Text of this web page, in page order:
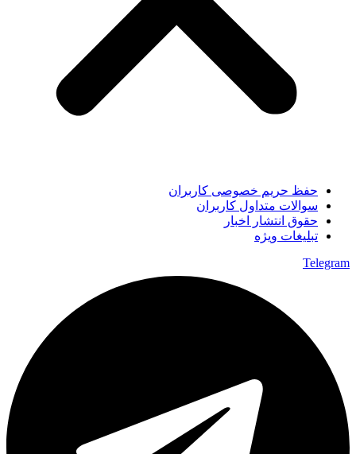
حفظ حریم خصوصی کاربران
سوالات متداول کاربران
حقوق انتشار اخبار
تبلیغات ویژه
Telegram